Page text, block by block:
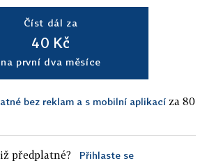
Číst dál za
40 Kč
na první dva měsíce
bez reklam a s mobilní aplikací za 80
předplatné? Přihlaste se